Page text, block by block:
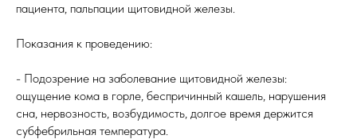
пациента, пальпации щитовидной железы.
Показания к проведению:
- Подозрение на заболевание щитовидной железы:
ощущение кома в горле, беспричинный кашель, нарушения
сна, нервозность, возбудимость, долгое время держится
субфебрильная температура.